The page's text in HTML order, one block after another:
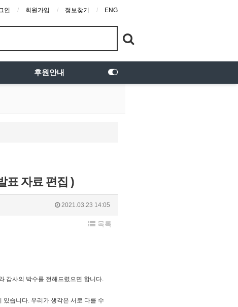
인 회원가입 정보찾기 ENG
후원안내
표 자료 편집 )
2021.03.23 14:05
목록
감사의 박수를 전해드렸으면 합니다.
습니다. 우리가 생각은 서로 다를 수